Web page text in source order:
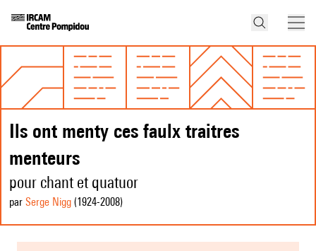
Ils ont menty ces faulx traitres
menteurs
pour chant et quatuor
par Serge Nigg (1924-2008)